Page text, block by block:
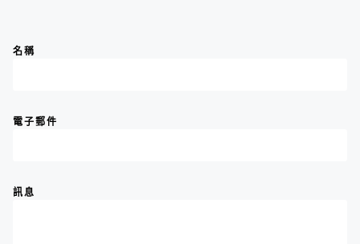
名稱
電子郵件
訊息